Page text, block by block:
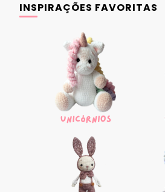
INSPIRAÇÕES FAVORITAS